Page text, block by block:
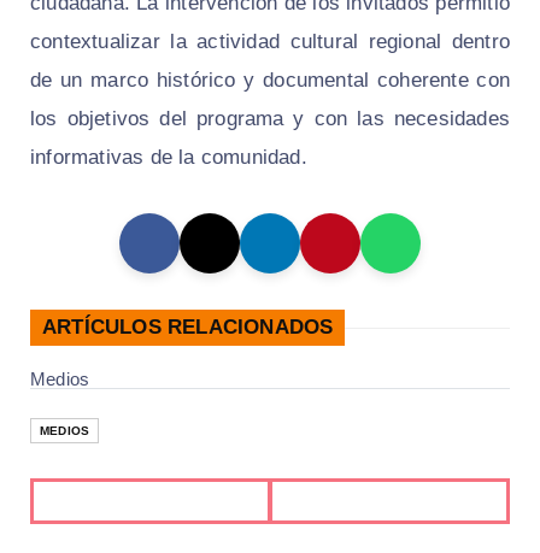
contextualizar la actividad cultural regional dentro
de un marco histórico y documental coherente con
los objetivos del programa y con las necesidades
informativas de la comunidad.
ARTÍCULOS RELACIONADOS
Medios
MEDIOS